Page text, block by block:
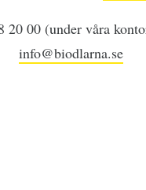
00 (under våra
info@biodlarna.se